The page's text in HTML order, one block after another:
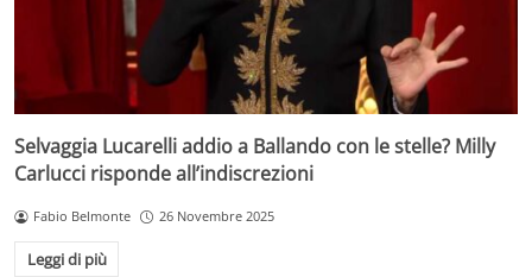
Selvaggia Lucarelli addio a Ballando con le stelle? Milly
Carlucci risponde all’indiscrezioni
Fabio Belmonte 26 Novembre 2025
Leggi di più